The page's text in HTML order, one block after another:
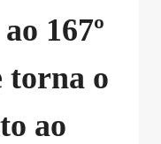
167º
torna o
ao